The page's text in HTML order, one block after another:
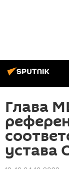
Глава
устава